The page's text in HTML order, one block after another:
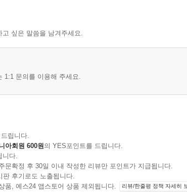
싶은 말씀을 남겨주세요.
1:1 문의를 이용해 주세요.
립니다.
아회원 600원의 YES포인트를 드립니다.
니다.
확정 후 30일 이내 작성한 리뷰만 포인트가 지급됩니다.
후기로도 노출됩니다.
품, 예스24 앱스토어 상품 제외됩니다.
리뷰/한줄평 정책 자세히